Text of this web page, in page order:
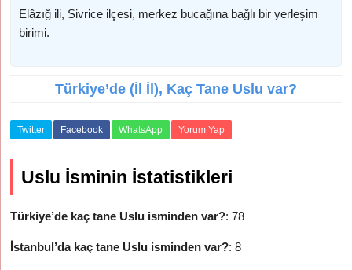
Elâzığ ili, Sivrice ilçesi, merkez bucağına bağlı bir yerleşim
birimi.
Türkiye’de (İl İl), Kaç Tane Uslu var?
Twitter Facebook WhatsApp Yorum Yap
Uslu İsminin İstatistikleri
Türkiye’de kaç tane Uslu isminden var?: 78
İstanbul’da kaç tane Uslu isminden var?: 8